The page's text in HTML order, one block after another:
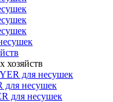
хозяйств
для несушек
для несушек
для несушек